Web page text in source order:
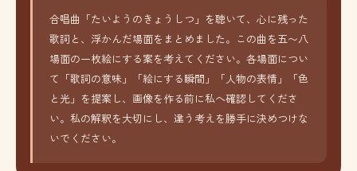
合唱曲「たいようのきょうしつ」を聴いて、心に残った
歌詞と、浮かんだ場面をまとめました。この曲を五〜八
場面の一枚絵にする案を考えてください。各場面につい
て「歌詞の意味」「絵にする瞬間」「人物の表情」「色
と光」を提案し、画像を作る前に私へ確認してくださ
い。私の解釈を大切にし、違う考えを勝手に決めつけな
いでください。